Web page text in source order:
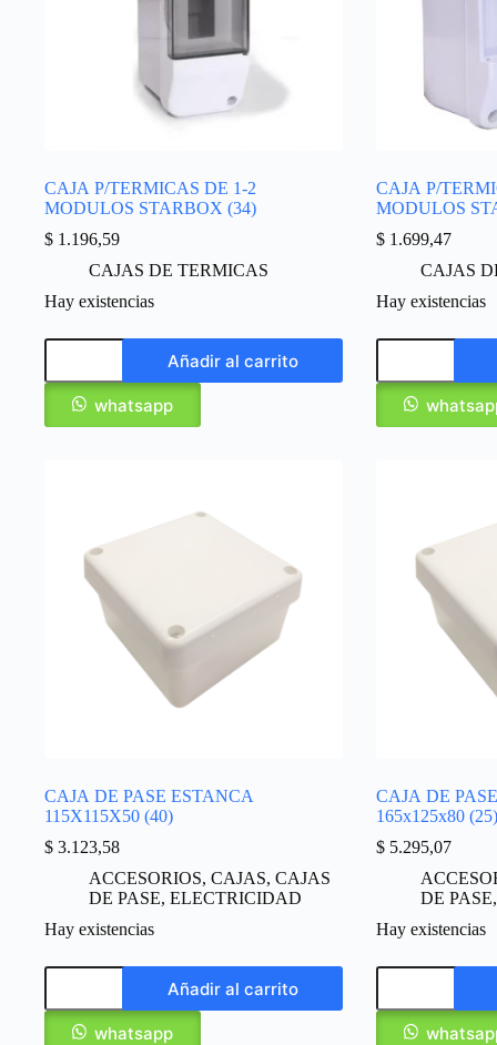
CAJA P/TERMICAS DE 1-2
MODULOS STARBOX (34)
$ 1.196,59
CAJAS DE TERMICAS
Hay existencias
Añadir al carrito
whatsapp
CAJA P/
MODULOS
$ 1.699,47
CAJAS
Hay existencias
CAJA DE PASE ESTANCA
115X115X50 (40)
$ 3.123,58
ACCESORIOS, CAJAS, CAJAS
DE PASE, ELECTRICIDAD
Hay existencias
Añadir al carrito
whatsapp
CAJA DE
165x125x80 (25)
$ 5.295,07
DE PASE
Hay existencias